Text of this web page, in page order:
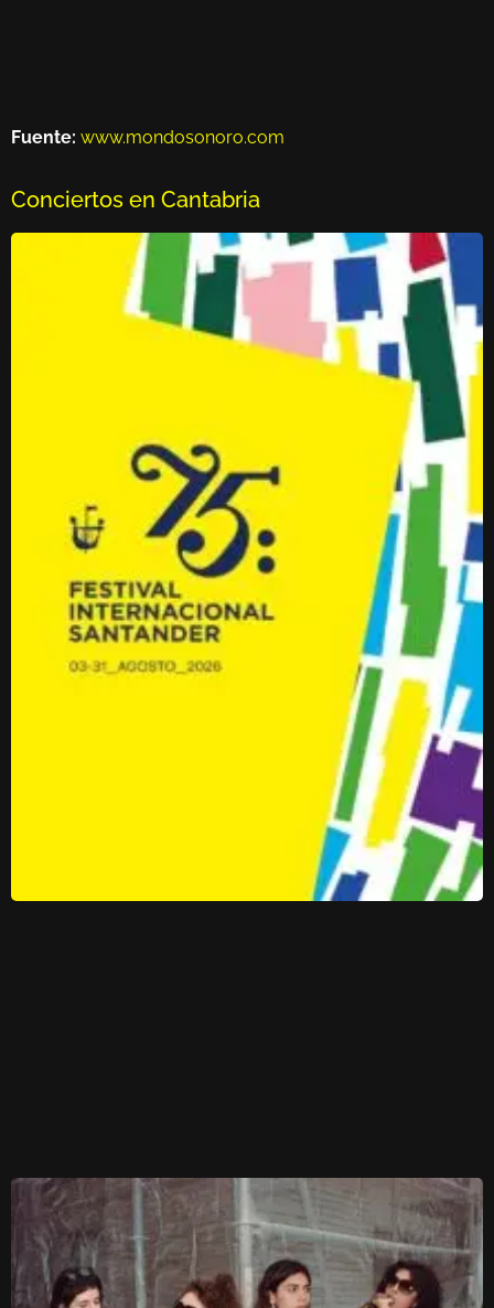
Fuente: www.mondosonoro.com
Conciertos en Cantabria